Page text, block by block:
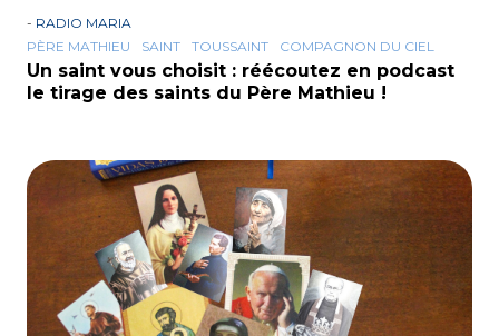
- RADIO MARIA
PÈRE MATHIEU
SAINT TOUSSAINT COMPAGNON DU CIEL
Un saint vous choisit : réécoutez en podcast
le tirage des saints du Père Mathieu !